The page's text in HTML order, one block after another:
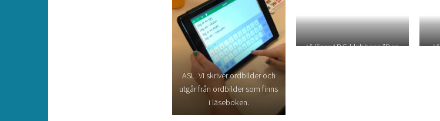
ASL. Vi skriver ordbilder och
utgår från ordbilder som finns
i läseboken.
Vi läser ABC-klubbens ”Den